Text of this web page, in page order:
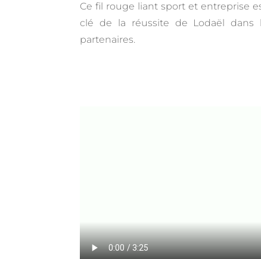
Ce fil rouge liant sport et entreprise
clé de la réussite de Lodaël dans
partenaires.